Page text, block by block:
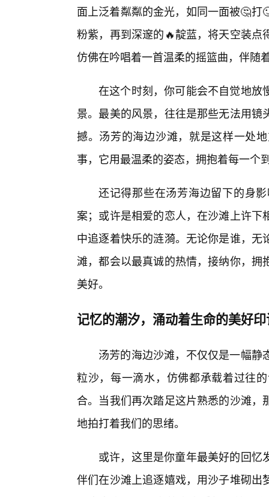
面上泛着粼粼的金光，如同一面被🤔
粉紫，再到深邃的🔥靛蓝，将天空装
仿佛在吟唱着一首温柔的摇篮曲，伴随
在这个时刻，你可能会不自觉地放
景。最美的风景，往往是那些无法用
撼。汤芳的海边沙滩，就是这样一处
事，它用最温柔的姿态，拥抱着每一个
还记得那些在汤芳海边留下的身
案；或许是相爱的恋人，在沙滩上许
中追逐着快乐的涟漪。无论你是谁，
滩，都会以最真诚的热情，接纳你，
美好。
记忆的潮汐，涌动着生命的美好
汤芳的海边沙滩，不仅仅是一幅
粒沙，每一滴水，仿佛都承载着过往
合。当我们再次踏足这片熟悉的沙滩
地拍打着我们的思绪。
或许，这里是你童年最美好的回
伴们在沙滩上追逐嬉戏，用沙子堆砌